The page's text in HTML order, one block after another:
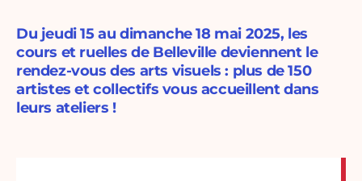
Du jeudi 15 au dimanche 18 mai 2025, les
cours et ruelles de Belleville deviennent le
rendez-vous des arts visuels : plus de 150
artistes et collectifs vous accueillent dans
leurs ateliers !